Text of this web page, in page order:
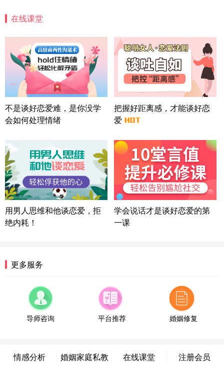
情感方案
北京-朝阳 151****3189
22分钟前
微信用户 巧?媚儿 通过此页面咨询，已获得专属情感
方案
上海-浦东 177****9074
56分钟前
微信用户 Liberty 通过此页面咨询，已获得专属情感
方案
广东-广州 188****5632
湖北-武汉 135****7410
41分钟前
微信用户 困困魚? 通过此页面咨询，已获得专属情感
方案
陕西-西安 139****6283
3分钟前
情感方案
浙江-宁波 150****8921
福建-厦门 159****4462
53分钟前
微信用户 凌乱小羊 通过此页面咨询，已获得专属情
辽宁-大连 176****2843
39分钟前
在线课堂
不是谈好恋爱难，是你没学
会如何处理情绪
把握好距离感，才能谈好恋
爱
用男人思维和他谈恋爱，拒
绝内耗！
学会说话才是谈好恋爱的第
一课
更多服务
导师咨询 平台推荐 婚姻修复
情感分析 婚姻家庭私教 在线课堂 注册会员